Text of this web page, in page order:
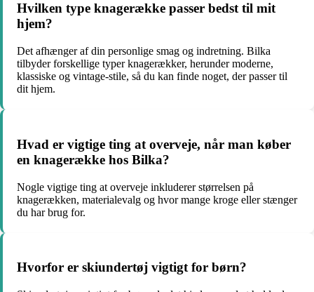
Hvilken type knagerække passer bedst til mit
hjem?
Det afhænger af din personlige smag og indretning. Bilka
tilbyder forskellige typer knagerækker, herunder moderne,
klassiske og vintage-stile, så du kan finde noget, der passer til
dit hjem.
Hvad er vigtige ting at overveje, når man køber
en knagerække hos Bilka?
Nogle vigtige ting at overveje inkluderer størrelsen på
knagerækken, materialevalg og hvor mange kroge eller stænger
du har brug for.
Hvorfor er skiundertøj vigtigt for børn?